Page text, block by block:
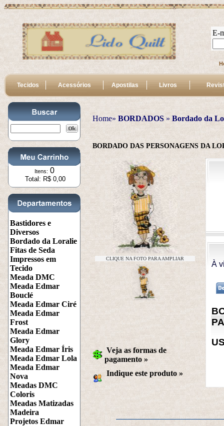
E-
Tecidos Acessórios Apostilas Livros
Itens: 0
Total: R$ 0,00
Bastidores e
Diversos
Bordado da Loralie
Fitas de Seda
Impressos em
Tecido
Meada DMC
Meada Edmar
Bouclé
Meada Edmar Ciré
Meada Edmar
Frost
Meada Edmar
Glory
Meada Edmar Íris
Meada Edmar Lola
Meada Edmar
Nova
Meadas DMC
Coloris
Meadas Matizadas
Madeira
Projetos Edmar
Home»BORDADOS » Bordado da
BORDADO DAS PERSONAGENS DA
CLIQUE NA FOTO PARA AMPLIAR
À
Veja as formas de
pagamento »
Indique este produto »